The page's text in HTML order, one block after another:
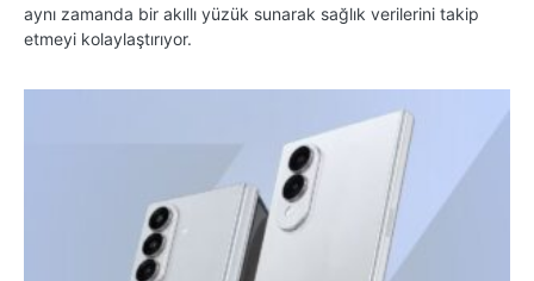
aynı zamanda bir akıllı yüzük sunarak sağlık verilerini takip
etmeyi kolaylaştırıyor.